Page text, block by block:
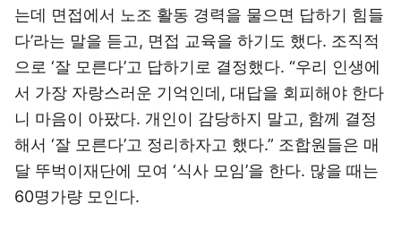
는데 면접에서 노조 활동 경력을 물으면 답하기 힘들
다’라는 말을 듣고, 면접 교육을 하기도 했다. 조직적
으로 ‘잘 모른다’고 답하기로 결정했다. “우리 인생에
서 가장 자랑스러운 기억인데, 대답을 회피해야 한다
니 마음이 아팠다. 개인이 감당하지 말고, 함께 결정
해서 ‘잘 모른다’고 정리하자고 했다.” 조합원들은 매
달 뚜벅이재단에 모여 ‘식사 모임’을 한다. 많을 때는
60명가량 모인다.